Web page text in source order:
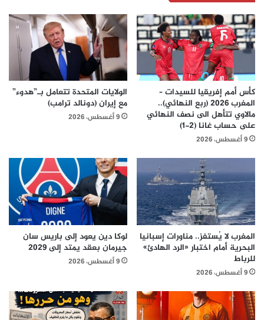
كأس أمم إفريقيا للسيدات –
المغرب 2026 (ربع النهائي)..
مالاوي تتأهل الى نصف النهائي
على حساب غانا (2-1)
9 أغسطس، 2026
الولايات المتحدة تتعامل بـ”هدوء”
مع إيران (دونالد ترامب)
9 أغسطس، 2026
المغرب لا يُستفز.. مناورات إسبانيا
البحرية أمام اختبار «الرد الهادئ»
للرباط
9 أغسطس، 2026
لوكا دين يعود إلى باريس سان
جيرمان بعقد يمتد إلى 2029
9 أغسطس، 2026